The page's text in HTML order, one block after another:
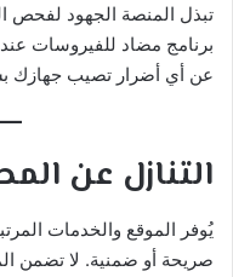
تبذل المنصة الجهود لفحص
برنامج مضاد للفيروسات
عن أي أضرار تصيب جهازك
التنازل عن
يُوفر الموقع والخدمات
صريحة أو ضمنية. لا تضمن